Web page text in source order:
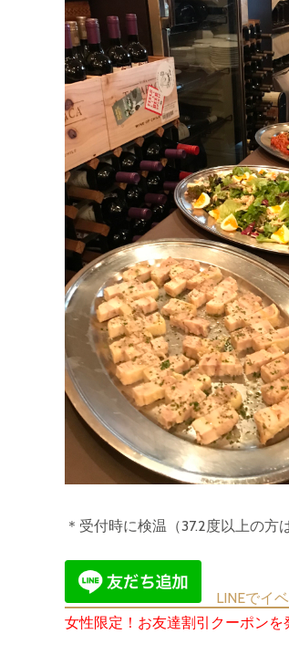
＊受付時に検温（37.2度以上の
LINEでイ
女性限定！お友達割引クーポンを